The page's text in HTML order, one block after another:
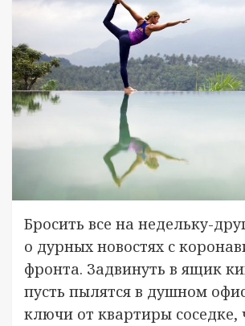
Бросить все на недельку-
о дурных новостях с
фронта. Задвинуть в ящик
пусть пылятся в душном
ключи от квартиры соседке,